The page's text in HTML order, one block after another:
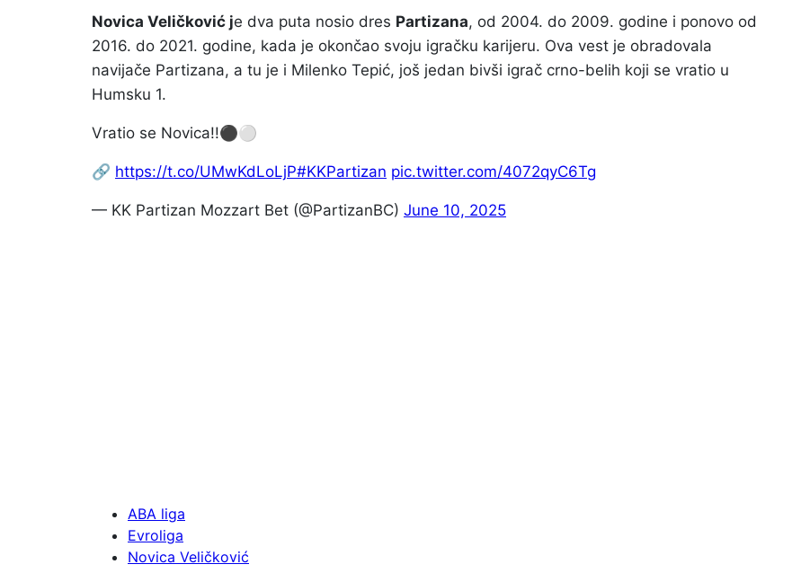
Novica Veličković je dva puta nosio dres Partizana, od 2004. do 2009. godine i ponovo od
2016. do 2021. godine, kada je okončao svoju igračku karijeru. Ova vest je obradovala
navijače Partizana, a tu je i Milenko Tepić, još jedan bivši igrač crno-belih koji se vratio u
Humsku 1.
Vratio se Novica!!⚫️⚪️
🔗 https://t.co/UMwKdLoLjP#KKPartizan pic.twitter.com/4072qyC6Tg
— KK Partizan Mozzart Bet (@PartizanBC) June 10, 2025
ABA liga
Evroliga
Novica Veličković